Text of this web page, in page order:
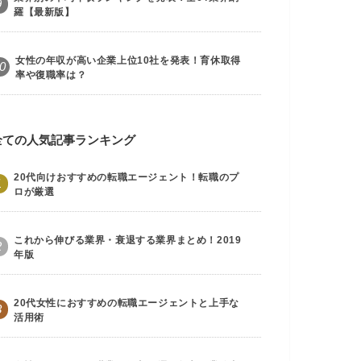
羅【最新版】
女性の年収が高い企業上位10社を発表！育休取得
率や復職率は？
ての人気記事ランキング
20代向けおすすめの転職エージェント！転職のプ
ロが厳選
これから伸びる業界・衰退する業界まとめ！2019
年版
20代女性におすすめの転職エージェントと上手な
活用術